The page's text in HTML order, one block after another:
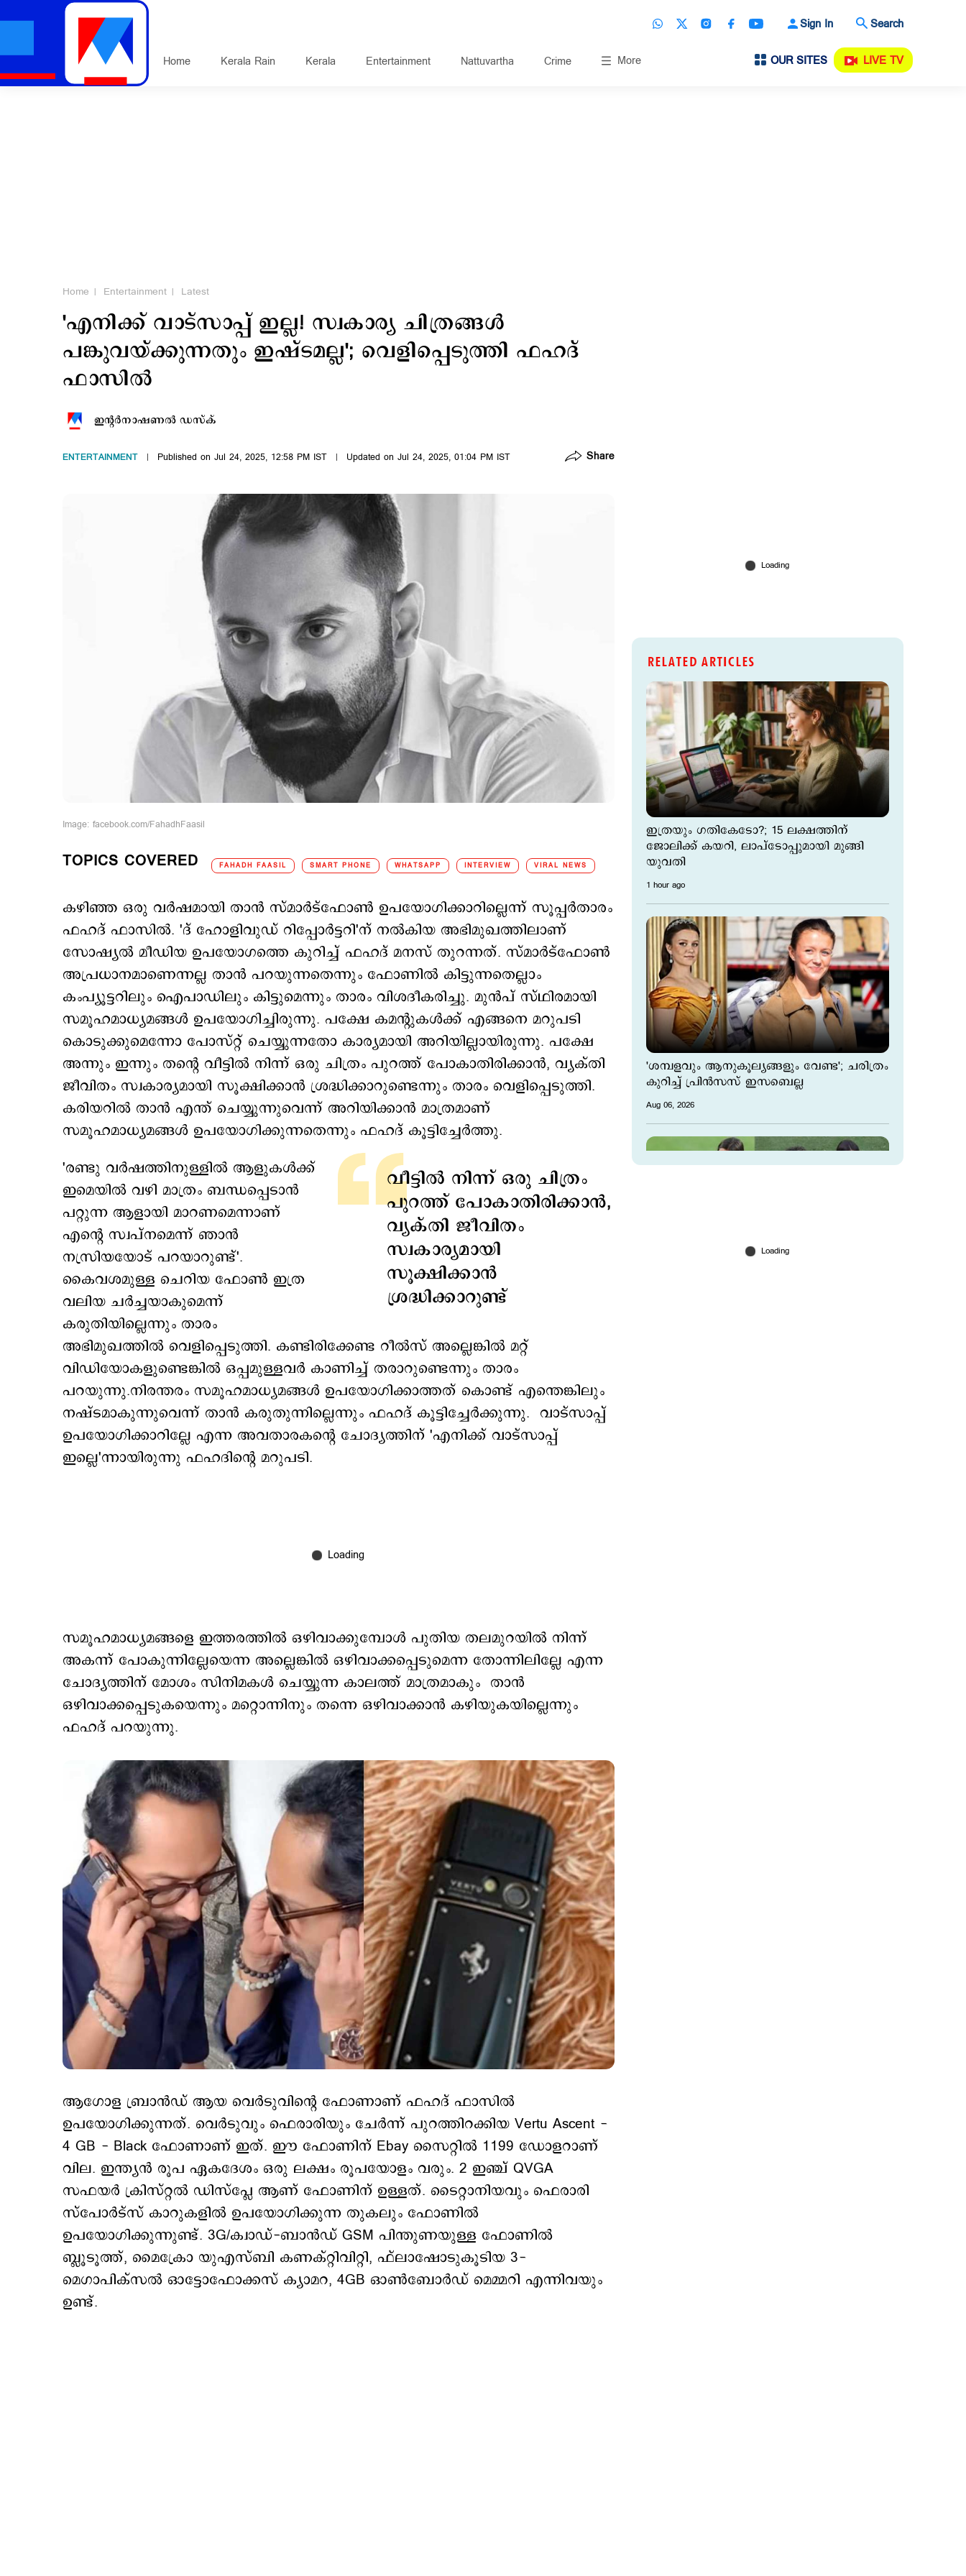
Sign In Search
Home Kerala Rain Kerala Entertainment Nattuvartha Crime More OUR SITES LIVE TV
Home Entertainment Latest
'എനിക്ക് വാട്സാപ്പ് ഇല്ല! സ്വകാര്യ ചിത്രങ്ങള്‍
പങ്കുവയ്ക്കുന്നതും ഇഷ്ടമല്ല'; വെളിപ്പെടുത്തി ഫഹദ്
ഫാസില്‍
ഇന്‍റര്‍നാഷണല്‍ ഡസ്ക്
ENTERTAINMENT Published on Jul 24, 2025, 12:58 PM IST Updated on Jul 24, 2025, 01:04 PM IST Share
Image: facebook.com/FahadhFaasil
TOPICS COVERED FAHADH FAASIL SMART PHONE WHATSAPP INTERVIEW VIRAL NEWS
കഴിഞ്ഞ ഒരു വര്‍ഷമായി താന്‍ സ്മാര്‍ട്ഫോണ്‍ ഉപയോഗിക്കാറില്ലെന്ന് സൂപ്പര്‍താരം
ഫഹദ് ഫാസില്‍. 'ദ് ഹോളിവുഡ് റിപ്പോര്‍ട്ടറി'ന് നല്‍കിയ അഭിമുഖത്തിലാണ്
സോഷ്യല്‍ മീഡിയ ഉപയോഗത്തെ കുറിച്ച് ഫഹദ് മനസ് തുറന്നത്. സ്മാര്‍ട്ഫോണ്‍
അപ്രധാനമാണെന്നല്ല താന്‍ പറയുന്നതെന്നും ഫോണില്‍ കിട്ടുന്നതെല്ലാം
കംപ്യൂട്ടറിലും ഐപാഡിലും കിട്ടുമെന്നും താരം വിശദീകരിച്ചു. മുന്‍പ് സ്ഥിരമായി
സമൂഹമാധ്യമങ്ങള്‍ ഉപയോഗിച്ചിരുന്നു. പക്ഷേ കമന്‍റുകള്‍ക്ക് എങ്ങനെ മറുപടി
കൊടുക്കുമെന്നോ പോസ്റ്റ് ചെയ്യുന്നതോ കാര്യമായി അറിയില്ലായിരുന്നു. പക്ഷേ
അന്നും ഇന്നും തന്‍റെ വീട്ടില്‍ നിന്ന് ഒരു ചിത്രം പുറത്ത് പോകാതിരിക്കാന്‍, വ്യക്തി
ജീവിതം സ്വകാര്യമായി സൂക്ഷിക്കാന്‍ ശ്രദ്ധിക്കാറുണ്ടെന്നും താരം വെളിപ്പെടുത്തി.
കരിയറില്‍ താന്‍ എന്ത് ചെയ്യുന്നുവെന്ന് അറിയിക്കാന്‍ മാത്രമാണ്
സമൂഹമാധ്യമങ്ങള്‍ ഉപയോഗിക്കുന്നതെന്നും ഫഹദ് കൂട്ടിച്ചേര്‍ത്തു.
വീട്ടില്‍ നിന്ന് ഒരു ചിത്രം
പുറത്ത് പോകാതിരിക്കാന്‍,
വ്യക്തി ജീവിതം
സ്വകാര്യമായി
സൂക്ഷിക്കാന്‍
ശ്രദ്ധിക്കാറുണ്ട്
'രണ്ടു വര്‍ഷത്തിനുള്ളില്‍ ആളുകള്‍ക്ക്
ഇമെയില്‍ വഴി മാത്രം ബന്ധപ്പെടാന്‍
പറ്റുന്ന ആളായി മാറണമെന്നാണ്
എന്‍റെ സ്വപ്നമെന്ന് ഞാന്‍
നസ്രിയയോട് പറയാറുണ്ട്'.
കൈവശമുള്ള ചെറിയ ഫോണ്‍ ഇത്ര
വലിയ ചര്‍ച്ചയാകുമെന്ന്
കരുതിയില്ലെന്നും താരം
അഭിമുഖത്തില്‍ വെളിപ്പെടുത്തി. കണ്ടിരിക്കേണ്ട റീല്‍സ് അല്ലെങ്കില്‍ മറ്റ്
വിഡിയോകളുണ്ടെങ്കില്‍ ഒപ്പമുള്ളവര്‍ കാണിച്ച് തരാറുണ്ടെന്നും താരം
പറയുന്നു.നിരന്തരം സമൂഹമാധ്യമങ്ങള്‍ ഉപയോഗിക്കാത്തത് കൊണ്ട് എന്തെങ്കിലും
നഷ്ടമാകുന്നുവെന്ന് താന്‍ കരുതുന്നില്ലെന്നും ഫഹദ് കൂട്ടിച്ചേര്‍ക്കുന്നു. വാട്സാപ്പ്
ഉപയോഗിക്കാറില്ലേ എന്ന അവതാരകന്‍റെ ചോദ്യത്തിന് 'എനിക്ക് വാട്സാപ്പ്
ഇല്ലെ'ന്നായിരുന്നു ഫഹദിന്‍റെ മറുപടി.
സമൂഹമാധ്യമങ്ങളെ ഇത്തരത്തില്‍ ഒഴിവാക്കുമ്പോള്‍ പുതിയ തലമുറയില്‍ നിന്ന്
അകന്ന് പോകുന്നില്ലേയെന്ന അല്ലെങ്കില്‍ ഒഴിവാക്കപ്പെടുമെന്ന തോന്നിലില്ലേ എന്ന
ചോദ്യത്തിന് മോശം സിനിമകള്‍ ചെയ്യുന്ന കാലത്ത് മാത്രമാകും താന്‍
ഒഴിവാക്കപ്പെടുകയെന്നും മറ്റൊന്നിനും തന്നെ ഒഴിവാക്കാന്‍ കഴിയുകയില്ലെന്നും
ഫഹദ് പറയുന്നു.
ആഗോള ബ്രാൻഡ് ആയ വെർടുവിന്റെ ഫോണാണ് ഫഹദ് ഫാസിൽ
ഉപയോഗിക്കുന്നത്. വെർടുവും ഫെരാരിയും ചേർന്ന് പുറത്തിറക്കിയ Vertu Ascent -
4 GB - Black ഫോണാണ് ഇത്. ഈ ഫോണിന് Ebay സൈറ്റിൽ 1199 ഡോളറാണ്
വില. ഇന്ത്യൻ രൂപ ഏകദേശം ഒരു ലക്ഷം രൂപയോളം വരും. 2 ഇഞ്ച് QVGA
സഫയർ ക്രിസ്റ്റൽ ഡിസ്‌പ്ലേ ആണ് ഫോണിന് ഉള്ളത്. ടൈറ്റാനിയവും ഫെരാരി
സ്‌പോർട്‌സ് കാറുകളിൽ ഉപയോഗിക്കുന്ന തുകലും ഫോണിൽ
ഉപയോഗിക്കുന്നുണ്ട്. 3G/ക്വാഡ്-ബാൻഡ് GSM പിന്തുണയുള്ള ഫോണിൽ
ബ്ലൂടൂത്ത്, മൈക്രോ യുഎസ്ബി കണക്റ്റിവിറ്റി, ഫ്‌ലാഷോടുകൂടിയ 3-
മെഗാപിക്‌സൽ ഓട്ടോഫോക്കസ് ക്യാമറ, 4GB ഓൺബോർഡ് മെമ്മറി എന്നിവയും
ഉണ്ട്.
RELATED ARTICLES
ഇത്രയും ഗതികേടോ?; 15 ലക്ഷത്തിന്
ജോലിക്ക് കയറി, ലാപ്ടോപ്പുമായി മുങ്ങി
യുവതി
1 hour ago
'ശമ്പളവും ആനുകൂല്യങ്ങളും വേണ്ട'; ചരിത്രം
കുറിച്ച് പ്രിന്‍സസ് ഇസബെല്ല
Aug 06, 2026